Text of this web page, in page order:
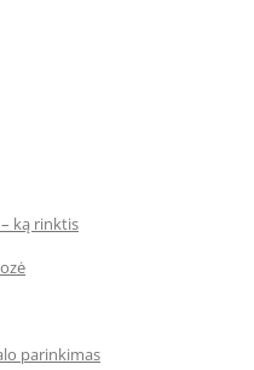
ką rinktis
parinkimas